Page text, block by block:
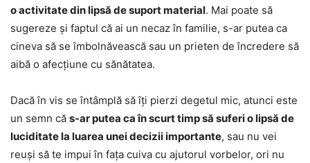
o activitate din lipsă de suport material. Mai poate să
sugereze și faptul că ai un necaz în familie, s-ar putea ca
cineva să se îmbolnăvească sau un prieten de încredere să
aibă o afecțiune cu sănătatea.
Dacă în vis se întâmplă să îți pierzi degetul mic, atunci este
un semn că s-ar putea ca în scurt timp să suferi o lipsă de
luciditate la luarea unei decizii importante, sau nu vei
reuși să te impui în fața cuiva cu ajutorul vorbelor, ori nu